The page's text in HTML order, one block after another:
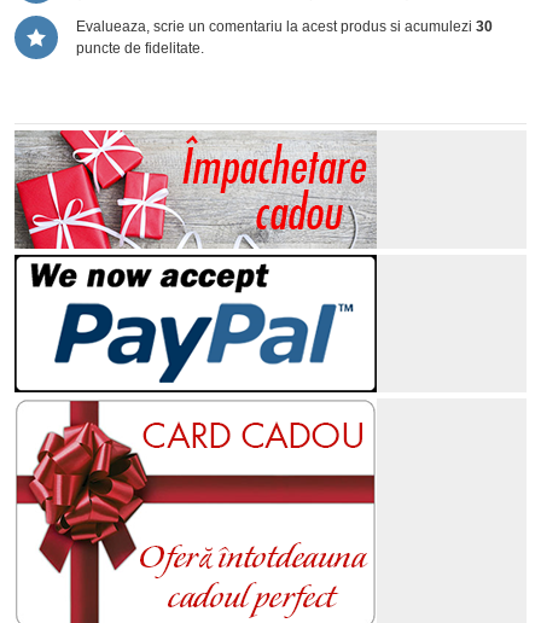
Evalueaza, scrie un comentariu la acest produs si acumulezi 30
puncte de fidelitate.